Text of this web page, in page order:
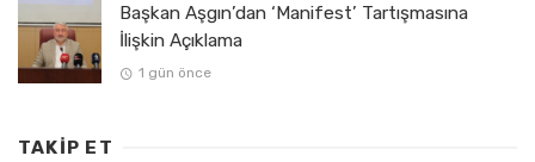
Başkan Aşgın’dan ‘Manifest’ Tartışmasına
İlişkin Açıklama
1 gün önce
TAKIP ET